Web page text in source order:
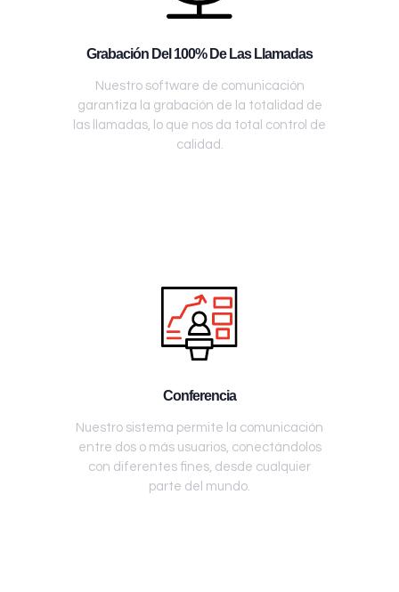
Grabación Del 100% De Las Llamadas
Nuestro software de comunicación
garantiza la grabación de la totalidad de
las llamadas, lo que nos da total control de
calidad.
Conferencia
Nuestro sistema permite la comunicación
entre dos o más usuarios, conectándolos
con diferentes fines, desde cualquier
parte del mundo.